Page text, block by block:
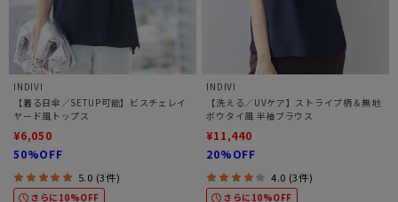
INDIVI
【着る日傘／SETUP可能】ビスチェレイ
ヤード風トップス
¥6,050
50%OFF
5.0 (3件)
さらに10%OFF
INDIVI
【洗える／UVケア】ストライプ柄＆無地
ボウタイ風 半袖ブラウス
¥11,440
20%OFF
4.0 (3件)
さらに10%OFF